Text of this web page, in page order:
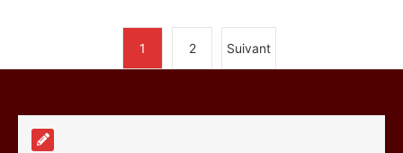
1 2 Suivant
la vôtre